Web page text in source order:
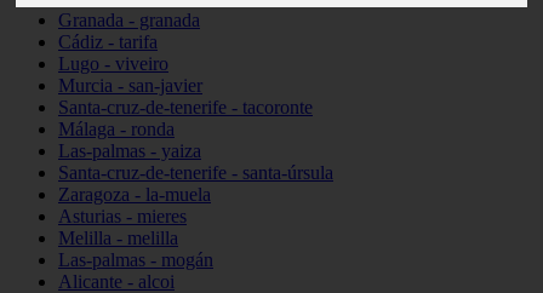
Granada - granada
Cádiz - tarifa
Lugo - viveiro
Murcia - san-javier
Santa-cruz-de-tenerife - tacoronte
Málaga - ronda
Las-palmas - yaiza
Santa-cruz-de-tenerife - santa-úrsula
Zaragoza - la-muela
Asturias - mieres
Melilla - melilla
Las-palmas - mogán
Alicante - alcoi